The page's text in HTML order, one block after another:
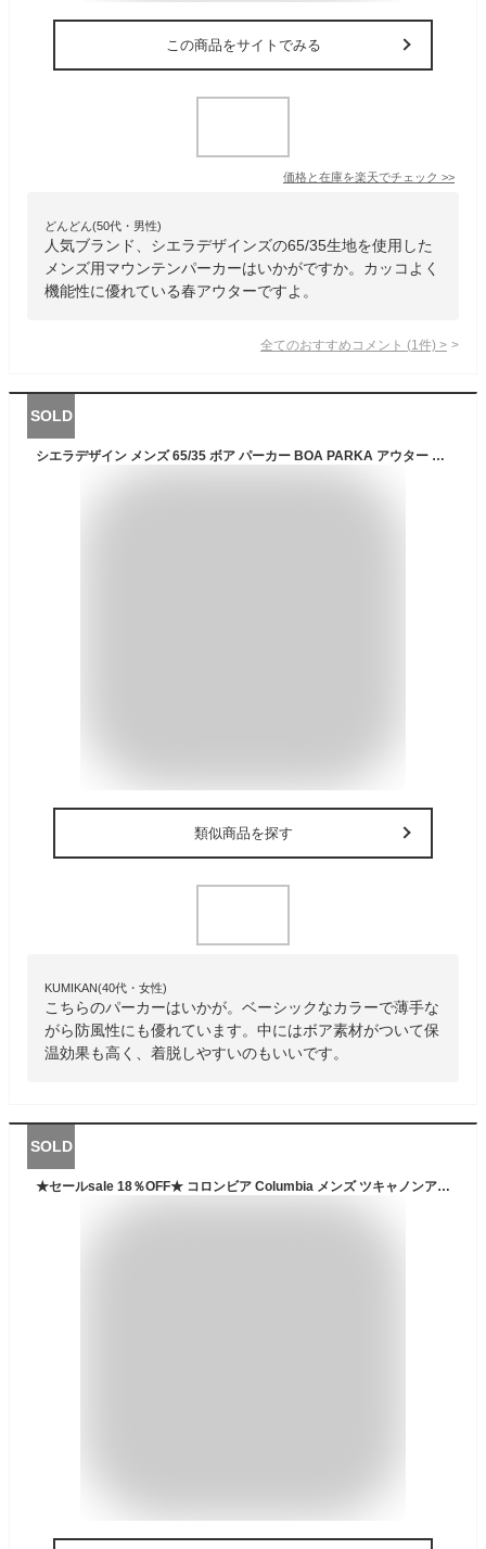
この商品をサイトでみる
価格と在庫を楽天でチェック >>
どんどん(50代・男性)
人気ブランド、シエラデザインズの65/35生地を使用した
メンズ用マウンテンパーカーはいかがですか。カッコよく
機能性に優れている春アウターですよ。
全てのおすすめコメント (1 件) >
SOLD
シエラデザイン メンズ 65/35 ボア パーカー BOA PARKA アウター トップス マウンテンパーカー 送料無料 SIERRA DESIGNS 731005
類似商品を探す
KUMIKAN(40代・女性)
こちらのパーカーはいかが。ベーシックなカラーで薄手な
がら防風性にも優れています。中にはボア素材がついて保
温効果も高く、着脱しやすいのもいいです。
SOLD
★セールsale 18％OFF★ コロンビア Columbia メンズ ツキャノンアイルIIジャケット Tucannon Isle II Jacket ハイカーグリーン PM2761 371